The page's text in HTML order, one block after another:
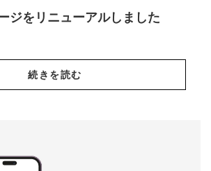
ジをリニューアルしました
続きを読む